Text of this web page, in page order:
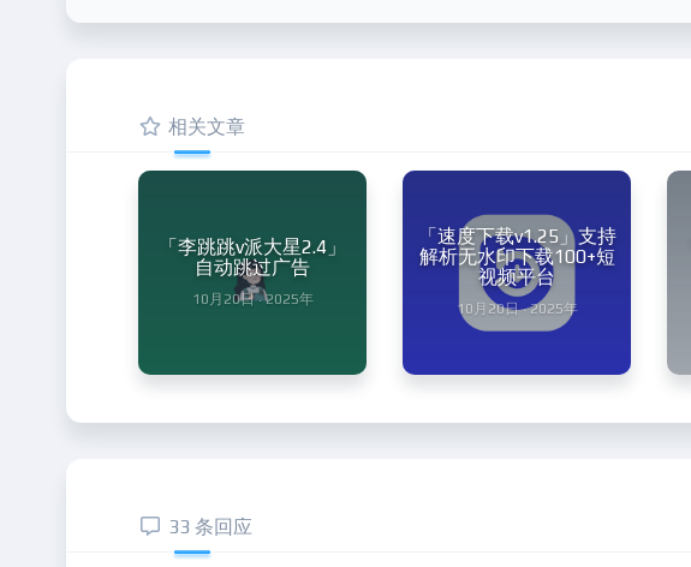
相关文章
「李跳跳v派大星2.4」
自动跳过广告
10月20日 · 2025年
「速度下载v1.25」支持
解析无水印下载100+短
视频平台
10月20日 · 2025年
33 条回应